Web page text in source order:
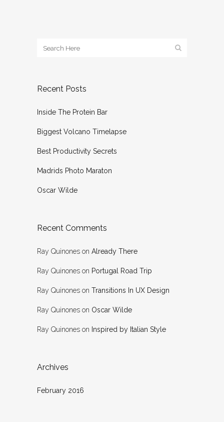
Recent Posts
Inside The Protein Bar
Biggest Volcano Timelapse
Best Productivity Secrets
Madrids Photo Maraton
Oscar Wilde
Recent Comments
Ray Quinones on Already There
Ray Quinones on Portugal Road Trip
Ray Quinones on Transitions In UX Design
Ray Quinones on Oscar Wilde
Ray Quinones on Inspired by Italian Style
Archives
February 2016